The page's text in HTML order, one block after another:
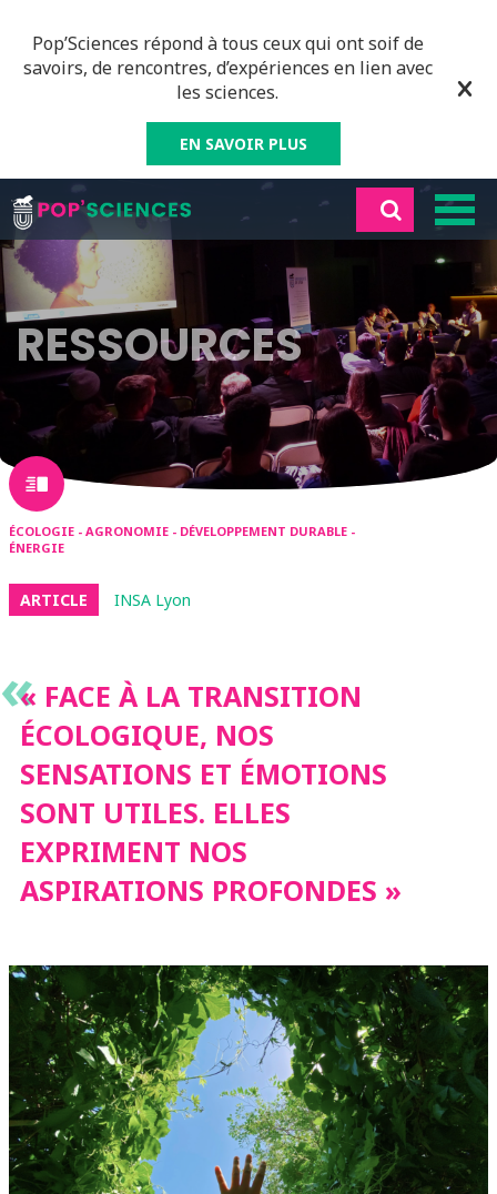
Pop’Sciences répond à tous ceux qui ont soif de
savoirs, de rencontres, d’expériences en lien avec
les sciences.
EN SAVOIR PLUS
RESSOURCES
ÉCOLOGIE - AGRONOMIE - DÉVELOPPEMENT DURABLE -
ÉNERGIE
ARTICLE INSA Lyon
«« FACE À LA TRANSITION
ÉCOLOGIQUE, NOS
SENSATIONS ET ÉMOTIONS
SONT UTILES. ELLES
EXPRIMENT NOS
ASPIRATIONS PROFONDES »